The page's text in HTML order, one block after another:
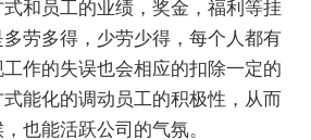
和员工的业绩，奖金，福利等挂
劳多得，少劳少得，每个人都有
作的失误也会相应的扣除一定的
能化的调动员工的积极性，从而
也能活跃公司的气氛。